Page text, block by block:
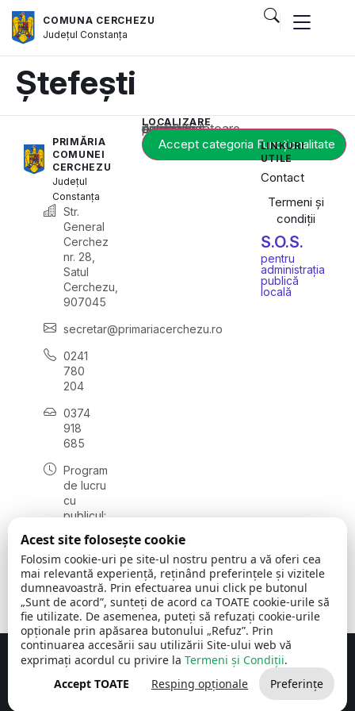
COMUNA CERCHEZU
JudețulConstanța
Ștefești
PRIMĂRIA
COMUNEI
CERCHEZU
Județul
Constanța
Str.
General
Cerchez
nr. 28,
Satul
Cerchezu,
907045
secretar@primariacerchezu.ro
0241
780
204
0374
918
685
Program
de lucru
cu
publicul:
08:00 -
16:30
, vineri:
08:00 -
14:00
LOCALIZARE
Acest conținut este blocat până când acceptați categoria corespunzătoare de cookie-uri.
Accept categoria Funcționalitate
LINKURI
UTILE
Contact
Termeni și
condiții
S.O.S.
pentru
administrația
publică
locală
Comuna Cerchezu © 2026Toate drepturile rezervate
Concept realizat de Big Media Relații Publice SRL
Acest site folosește cookie
Folosim cookie-uri pe site-ul nostru pentru a vă oferi cea
mai relevantă experiență, reținând preferințele și vizitele
dumneavoastră. Prin efectuarea unui click pe butonul
„Sunt de acord”, sunteți de acord ca TOATE cookie-urile să
fie utilizate. De asemenea, puteți să refuzați cookie-urile
opționale prin apăsarea butonului „Refuz”. Prin
continuarea accesării sau utilizării Site-ului web vă
exprimați acordul cu privire la Termeni și Condiții.
Accept TOATE
Resping opționale Preferințe